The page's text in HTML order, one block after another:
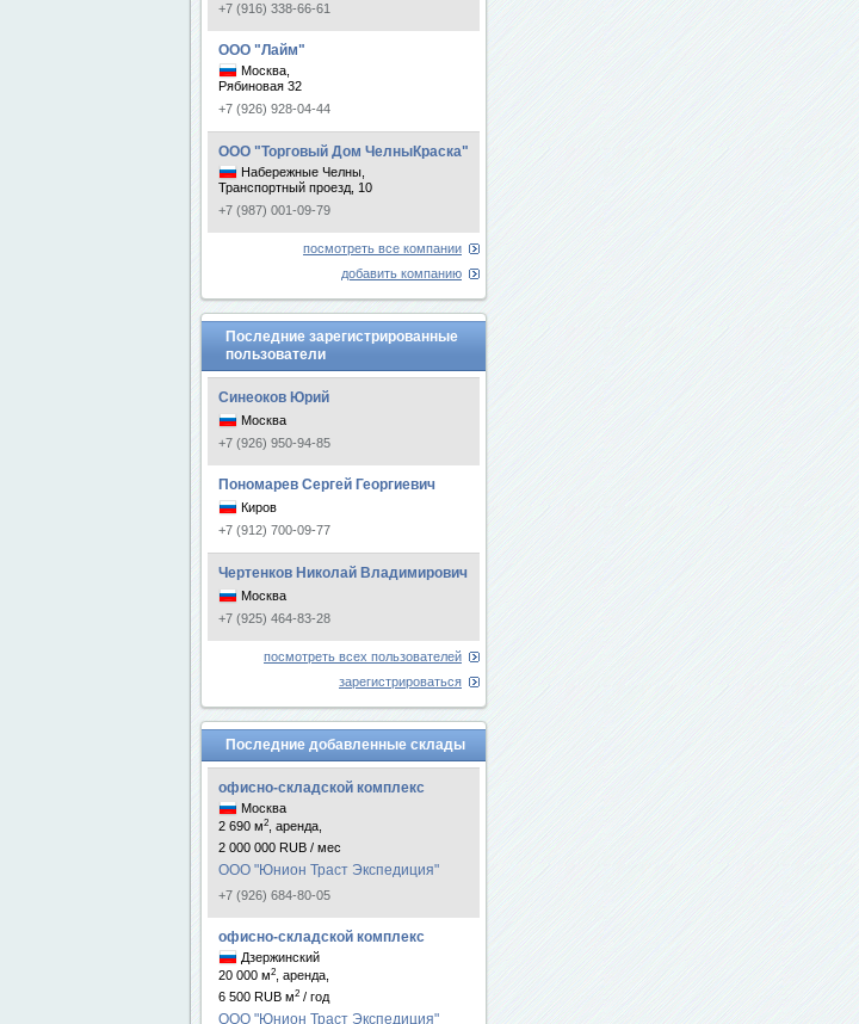
+7 (916) 338-66-61
ООО "Лайм"
Москва,
Рябиновая 32
+7 (926) 928-04-44
ООО "Торговый Дом ЧелныКраска"
Набережные Челны,
Транспортный проезд, 10
+7 (987) 001-09-79
посмотреть все компании
добавить компанию
Последние зарегистрированные
пользователи
Синеоков Юрий
Москва
+7 (926) 950-94-85
Пономарев Сергей Георгиевич
Киров
+7 (912) 700-09-77
Чертенков Николай Владимирович
Москва
+7 (925) 464-83-28
посмотреть всех пользователей
зарегистрироваться
Последние добавленные склады
офисно-складской комплекс
Москва
2 690 м2
, аренда,
2 000 000 RUB / мес
ООО "Юнион Траст Экспедиция"
+7 (926) 684-80-05
офисно-складской комплекс
Дзержинский
20 000 м2
, аренда,
6 500 RUB м2 / год
ООО "Юнион Траст Экспедиция"